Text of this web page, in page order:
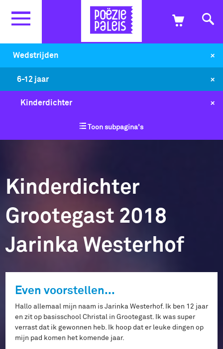
Wedstrijden +
6-12 jaar +
Kinderdichter +
Toon subpagina's
Kinderdichter
Grootegast 2018
Jarinka Westerhof
Even voorstellen...
Hallo allemaal mijn naam is Jarinka Westerhof. Ik ben 12 jaar
en zit op basisschool Christal in Grootegast. Ik was super
verrast dat ik gewonnen heb. Ik hoop dat er leuke dingen op
mijn pad komen het komende jaar.